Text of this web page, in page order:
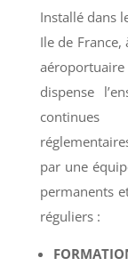
Installé dans
Ile de
dispense
par une
permanents
réguliers :